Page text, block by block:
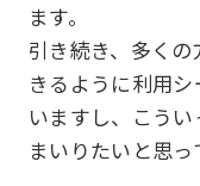
ます。
引き続き、多く
きるように利用
いますし、こう
まいりたいと思っ